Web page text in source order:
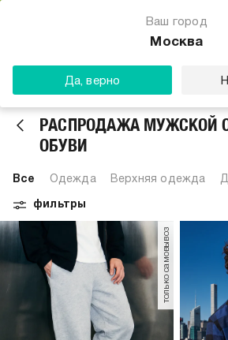
Ваш город
Москва
Да, верно
РАСПРОДАЖА МУЖСКОЙ
ОБУВИ
Все Одежда Верхняя одежда
фильтры
только самовывоз
Магазин одежды для тебя